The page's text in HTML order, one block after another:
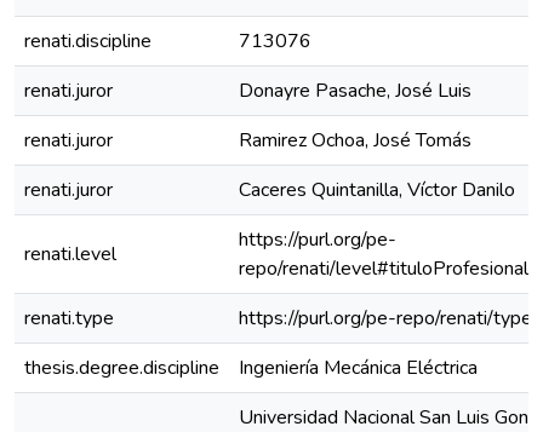
renati.discipline
713076
renati.juror
Donayre Pasache, José Luis
renati.juror
Ramirez Ochoa, José Tomás
renati.juror
Caceres Quintanilla, Víctor Danilo
renati.level
https://purl.org/pe-
repo/renati/level#tituloProfesional
renati.type
https://purl.org/pe-repo/renati/
thesis.degree.discipline
Ingeniería Mecánica Eléctrica
Universidad Nacional San Luis